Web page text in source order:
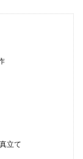
もいるのではない
理サービス
立て